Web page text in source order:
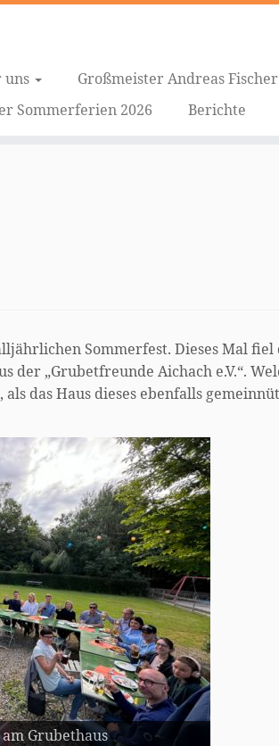
uns
Großmeister Andreas
Sommerferien 2026
Berichte
Sommerfest. Dieses Mal
der „Grubetfreunde Aichach e.V.“.
das Haus dieses ebenfalls
Grubethaus